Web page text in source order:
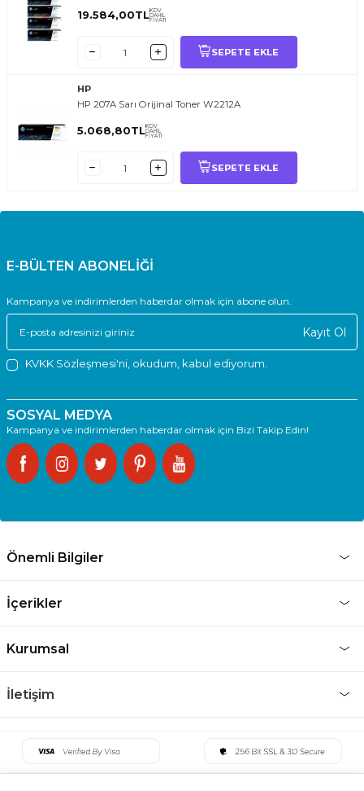
19.584,00TLKDV
DAHİL
FİYATI
SEPETE EKLE
HP
HP 207A Sarı Orijinal Toner W2212A
5.068,80TLKDV
DAHİL
FİYATI
SEPETE EKLE
E-BÜLTEN ABONELİĞİ
Kampanya ve indirimlerden haberdar olmak için abone olun.
Kayıt Ol
KVKK Sözleşmesi'ni, okudum, kabul ediyorum.
SOSYAL MEDYA
Kampanya ve indirimlerden haberdar olmak için Bizi Takip Edin!
Önemli Bilgiler
İçerikler
Kurumsal
İletişim